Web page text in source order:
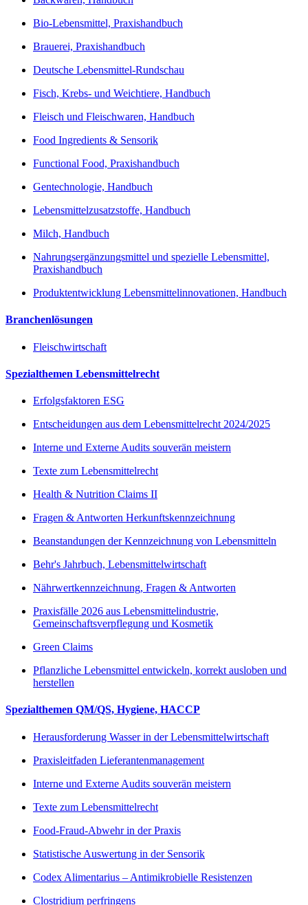
Bio-Lebensmittel, Praxishandbuch
Brauerei, Praxishandbuch
Deutsche Lebensmittel-Rundschau
Fisch, Krebs- und Weichtiere, Handbuch
Fleisch und Fleischwaren, Handbuch
Food Ingredients & Sensorik
Functional Food, Praxishandbuch
Gentechnologie, Handbuch
Lebensmittelzusatzstoffe, Handbuch
Milch, Handbuch
Nahrungsergänzungsmittel und spezielle Lebensmittel,
Praxishandbuch
Produktentwicklung Lebensmittelinnovationen, Handbuch
Branchenlösungen
Fleischwirtschaft
Spezialthemen Lebensmittelrecht
Erfolgsfaktoren ESG
Entscheidungen aus dem Lebensmittelrecht 2024/2025
Interne und Externe Audits souverän meistern
Texte zum Lebensmittelrecht
Health & Nutrition Claims II
Fragen & Antworten Herkunftskennzeichnung
Beanstandungen der Kennzeichnung von Lebensmitteln
Behr's Jahrbuch, Lebensmittelwirtschaft
Nährwertkennzeichnung, Fragen & Antworten
Praxisfälle 2026 aus Lebensmittelindustrie,
Gemeinschaftsverpflegung und Kosmetik
Green Claims
Pflanzliche Lebensmittel entwickeln, korrekt ausloben und
herstellen
Spezialthemen QM/QS, Hygiene, HACCP
Herausforderung Wasser in der Lebensmittelwirtschaft
Praxisleitfaden Lieferantenmanagement
Interne und Externe Audits souverän meistern
Texte zum Lebensmittelrecht
Food-Fraud-Abwehr in der Praxis
Statistische Auswertung in der Sensorik
Codex Alimentarius – Antimikrobielle Resistenzen
Clostridium perfringens